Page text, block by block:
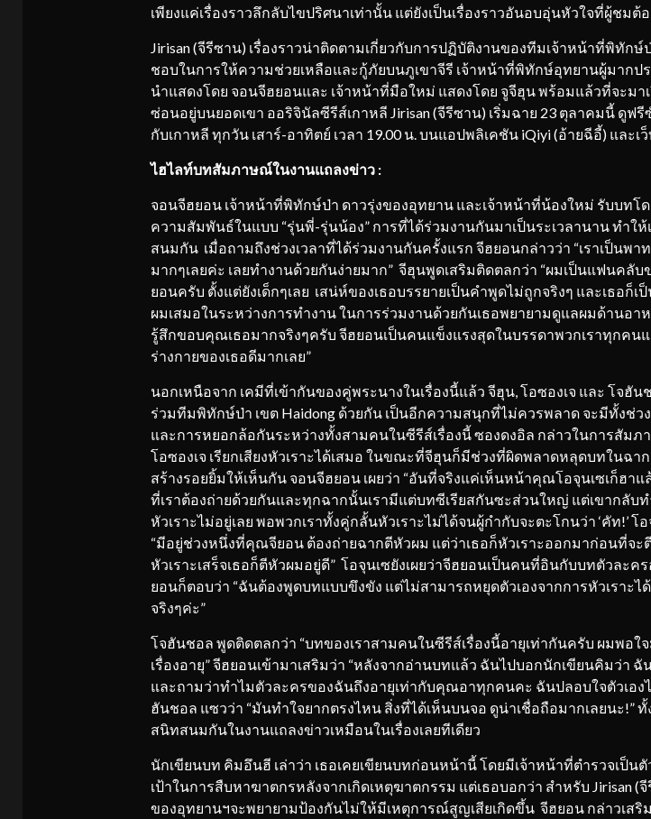
เพียงแค่เรื่องราวลึกลับไขปริศนาเท่านั้น แต่ยังเป็นเรื่องราวอันอบอุ่นหัวใจที่ผู้ชมต้
Jirisan (จีรีซาน) เรื่องราวน่าติดตามเกี่ยวกับการปฏิบัติงานของทีมเจ้าหน้าที่พิทักษ์
ชอบในการให้ความช่วยเหลือและกู้ภัยบนภูเขาจีรี เจ้าหน้าที่พิทักษ์อุทยานผู้มากป
นำแสดงโดย จอนจีฮยอนและ เจ้าหน้าที่มือใหม่ แสดงโดย จูจีฮุน พร้อมแล้วที่จะมา
ซ่อนอยู่บนยอดเขา ออริจินัลซีรีส์เกาหลี Jirisan (จีรีซาน) เริ่มฉาย 23 ตุลาคมนี้ ดูฟ
กับเกาหลี ทุกวัน เสาร์-อาทิตย์ เวลา 19.00 น. บนแอปพลิเคชัน iQiyi (อ้ายฉีอี้) และเ
ไฮไลท์บทสัมภาษณ์ในงานแถลงข่าว :
จอนจีฮยอน เจ้าหน้าที่พิทักษ์ป่า ดาวรุ่งของอุทยาน และเจ้าหน้าที่น้องใหม่ รับบทโ
ความสัมพันธ์ในแบบ “รุ่นพี่-รุ่นน้อง” การที่ได้ร่วมงานกันมาเป็นระเวลานาน ทำใ
สนมกัน เมื่อถามถึงช่วงเวลาที่ได้ร่วมงานกันครั้งแรก จีฮยอนกล่าวว่า “เราเป็นพา
มากๆเลยค่ะ เลยทำงานด้วยกันง่ายมาก” จีฮุนพูดเสริมติดตลกว่า “ผมเป็นแฟนคลั
ยอนครับ ตั้งแต่ยังเด็กๆเลย เสน่ห์ของเธอบรรยายเป็นคำพูดไม่ถูกจริงๆ และเธอก็เ
ผมเสมอในระหว่างการทำงาน ในการร่วมงานด้วยกันเธอพยายามดูแลผมด้านอา
รู้สึกขอบคุณเธอมากจริงๆครับ จีฮยอนเป็นคนแข็งแรงสุดในบรรดาพวกเราทุกคน
ร่างกายของเธอดีมากเลย”
นอกเหนือจาก เคมีที่เข้ากันของคู่พระนางในเรื่องนี้แล้ว จีฮุน, โอซองเจ และ โจฮัน
ร่วมทีมพิทักษ์ป่า เขต Haidong ด้วยกัน เป็นอีกความสนุกที่ไม่ควรพลาด จะมีทั้งช่ว
และการหยอกล้อกันระหว่างทั้งสามคนในซีรีส์เรื่องนี้ ซองดงอิล กล่าวในการสัม
โอซองเจ เรียกเสียงหัวเราะได้เสมอ ในขณะที่จีฮุนก็มีช่วงที่ผิดพลาดหลุดบทในฉาก
สร้างรอยยิ้มให้เห็นกัน จอนจีฮยอน เผยว่า “อันที่จริงแค่เห็นหน้าคุณโอจุนเซเก็ฮา
ที่เราต้องถ่ายด้วยกันและทุกฉากนั้นเรามีแต่บทซีเรียสกันซะส่วนใหญ่ แต่เขากลับท
หัวเราะไม่อยู่เลย พอพวกเราทั้งคู่กลั้นหัวเราะไม่ได้จนผู้กำกับจะตะโกนว่า ‘คัท!’ โอ
“มีอยู่ช่วงหนึ่งที่คุณจียอน ต้องถ่ายฉากตีหัวผม แต่ว่าเธอก็หัวเราะออกมาก่อนที่จะ
หัวเราะเสร็จเธอก็ตีหัวผมอยู่ดี” โอจุนเซยังเผยว่าจีฮยอนเป็นคนที่อินกับบทตัวละค
ยอนก็ตอบว่า “ฉันต้องพูดบทแบบขึงขัง แต่ไม่สามารถหยุดตัวเองจากการหัวเราะ
จริงๆค่ะ”
โจฮันชอล พูดติดตลกว่า “บทของเราสามคนในซีรีส์เรื่องนี้อายุเท่ากันครับ ผมพอใ
เรื่องอายุ” จีฮยอนเข้ามาเสริมว่า “หลังจากอ่านบทแล้ว ฉันไปบอกนักเขียนคิมว่า ฉั
และถามว่าทำไมตัวละครของฉันถึงอายุเท่ากับคุณอาทุกคนคะ ฉันปลอบใจตัวเอง
ฮันชอล แซวว่า “มันทำใจยากตรงไหน สิ่งที่ได้เห็นบนจอ ดูน่าเชื่อถือมากเลยนะ!”
สนิทสนมกันในงานแถลงข่าวเหมือนในเรื่องเลยทีเดียว
นักเขียนบท คิมอึนฮี เล่าว่า เธอเคยเขียนบทก่อนหน้านี้ โดยมีเจ้าหน้าที่ตำรวจเป็นตั
เป้าในการสืบหาฆาตกรหลังจากเกิดเหตุฆาตกรรม แต่เธอบอกว่า สำหรับ Jirisan (
ของอุทยานฯจะพยายามป้องกันไม่ให้มีเหตุการณ์สูญเสียเกิดขึ้น จีฮยอน กล่าวเสริ